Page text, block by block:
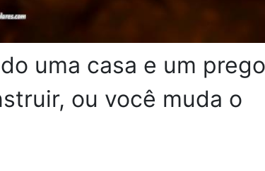
uma casa e um
ou você muda o